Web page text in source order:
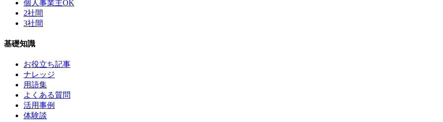
個人事業主OK
2社間
3社間
基礎知識
お役立ち記事
ナレッジ
用語集
よくある質問
活用事例
体験談